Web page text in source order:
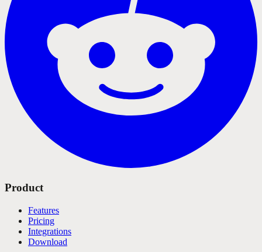
Product
Features
Pricing
Integrations
Download